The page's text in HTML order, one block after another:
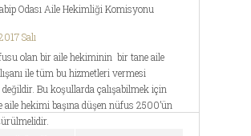
Odası Aile Hekimliği Komisyonu
Salı
olan bir aile hekiminin bir tane aile
ile tüm bu hizmetleri vermesi
Bu koşullarda çalışabilmek için
aile hekimi başına düşen nüfus 2500’ün